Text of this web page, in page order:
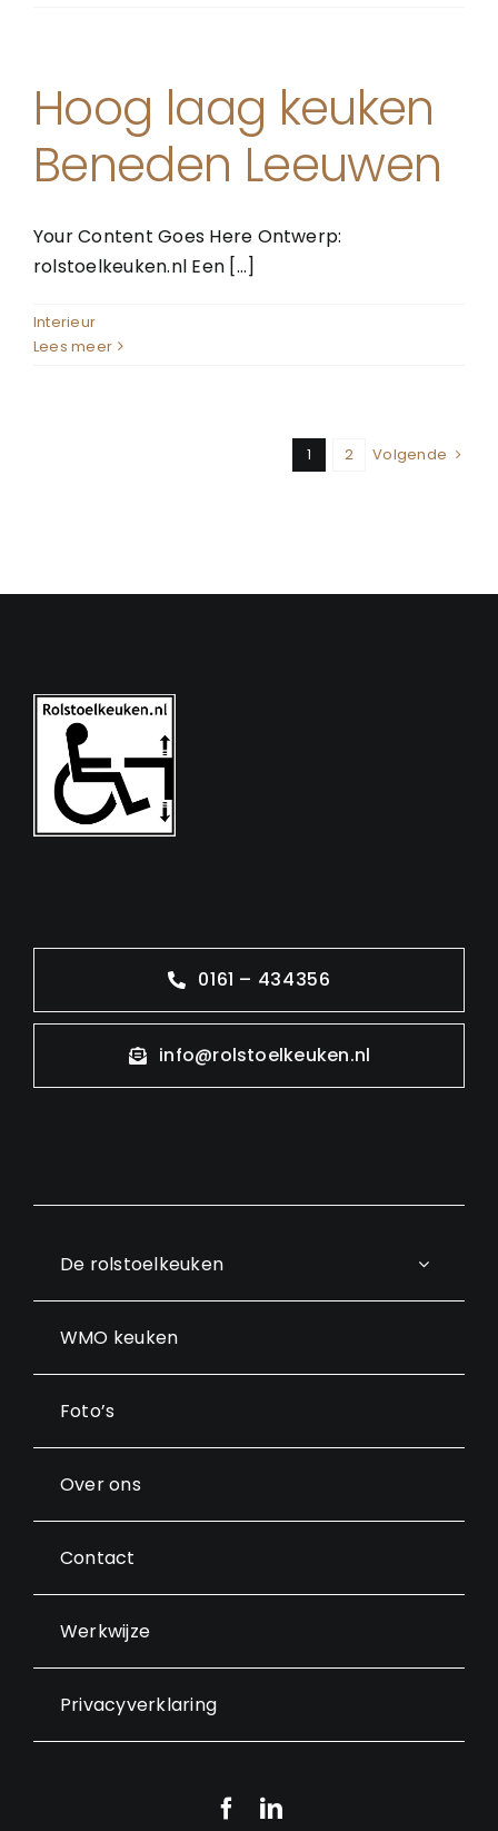
Hoog laag keuken
Beneden Leeuwen
Your Content Goes Here Ontwerp:
rolstoelkeuken.nl Een [...]
Interieur
Lees meer
1 2 Volgende
0161 – 434356
info@rolstoelkeuken.nl
De rolstoelkeuken
WMO keuken
Foto’s
Over ons
Contact
Werkwijze
Privacyverklaring